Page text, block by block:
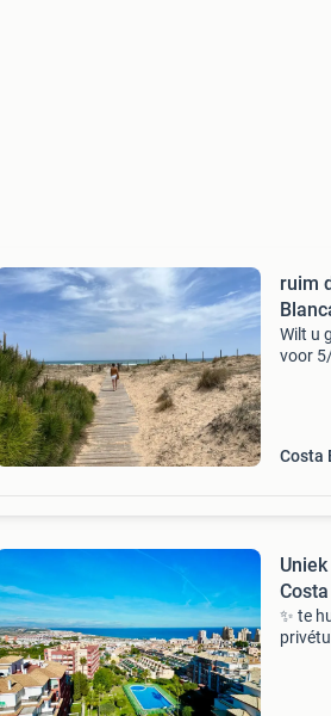
ruim
Wilt u
voor
Costa
✨ te